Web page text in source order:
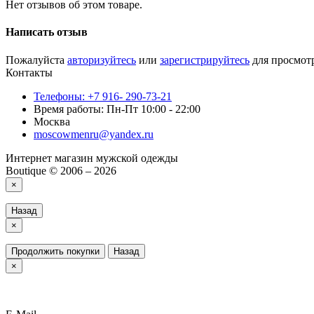
Нет отзывов об этом товаре.
Написать отзыв
Пожалуйста авторизуйтесь или зарегистрируйтесь для
Контакты
Телефоны: +7 916- 290-73-21
Время работы: Пн-Пт 10:00 - 22:00
Москва
moscowmenru@yandex.ru
Интернет магазин мужской одежды
Boutique © 2006 – 2026
×
Назад
×
Продолжить покупки
Назад
×